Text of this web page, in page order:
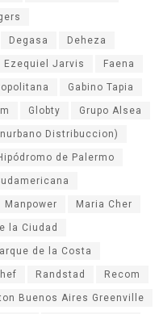
Degasa Deheza
Ezequiel Jarvis Faena
Gabino Tapia
Globty Grupo Alsea
Distribuccion)
de Palermo
Manpower Maria Cher
la Ciudad
de la Costa
Randstad Recom
Buenos Aires Greenville